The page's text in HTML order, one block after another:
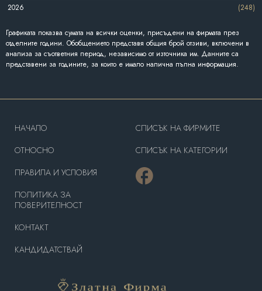
2026
(248)
Графиката показва сумата на всички оценки, присъдени на фирмата през
отделните години. Обобщението представя общия брой отзиви, включени в
анализа за съответния период, независимо от източника им. Данните са
представени за годините, за които е имало налична пълна информация.
HAЧАЛО
OТНОСНО
ПРАВИЛА И УСЛОВИЯ
ПОЛИТИКА ЗА
ПОВЕРИТЕЛНОСТ
КОНТАКТ
КАНДИДАТСТВАЙ
СПИСЪК НА ФИРМИТЕ
СПИСЪК НА КАТЕГОРИИ